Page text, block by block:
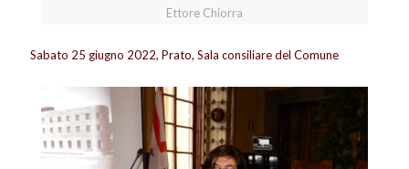
Ettore Chiorra
Sabato 25 giugno 2022, Prato, Sala consiliare del Comune